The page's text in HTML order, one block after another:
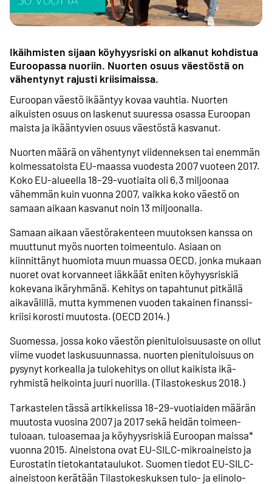
Ikäihmisten sijaan köyhyys­riski on alkanut kohdistua
Euroopassa nuoriin. Nuorten osuus väestöstä on
vähentynyt rajusti kriisi­maissa.
Euroopan väestö ikääntyy kovaa vauhtia. Nuorten
aikuisten osuus on laskenut suuressa osassa Euroopan
maista ja ikääntyvien osuus väestöstä kasvanut.
Nuorten määrä on vähentynyt viidenneksen tai enemmän
kolmessa­toista EU-maassa vuodesta 2007 vuoteen 2017.
Koko EU-alueella 18–29-vuotiaita oli 6,3 miljoonaa
vähemmän kuin vuonna 2007, vaikka koko väestö on
samaan aikaan kasvanut noin 13 miljoonalla.
Samaan aikaan väestö­rakenteen muutoksen kanssa on
muuttunut myös nuorten toimeen­tulo. Asiaan on
kiinnittänyt huomiota muun muassa OECD, jonka mukaan
nuoret ovat korvanneet iäkkäät eniten köyhyys­riskiä
kokevana ikä­ryhmänä. Kehitys on tapahtunut pitkällä
aika­välillä, mutta kymmenen vuoden takainen finanssi­
kriisi korosti muutosta. (OECD 2014.)
Suomessa, jossa koko väestön pienituloisuus­aste on ollut
viime vuodet lasku­suunnassa, nuorten pieni­tuloisuus on
pysynyt korkealla ja tulo­kehitys on ollut kaikista ikä­
ryhmistä heikointa juuri nuorilla. (Tilasto­keskus 2018.)
Tarkastelen tässä artikkelissa 18–29-vuotiaiden määrän
muutosta vuosina 2007 ja 2017 sekä heidän toimeen­
tuloaan, tulo­asemaa ja köyhyys­riskiä Euroopan maissa*
vuonna 2015. Aineistona ovat EU-SILC-mikro­aineisto ja
Eurostatin tietokanta­taulukot. Suomen tiedot EU-SILC-
aineistoon kerätään Tilasto­keskuksen tulo- ja elinolo­